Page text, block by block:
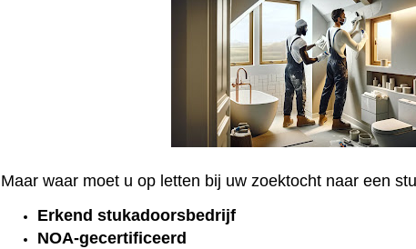
Maar waar moet u op letten bij uw zoektocht naar een
Erkend stukadoorsbedrijf
NOA-gecertificeerd